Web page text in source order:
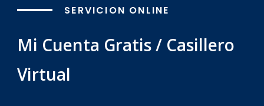
SERVICION ONLINE
Mi Cuenta Gratis / Casillero
Virtual